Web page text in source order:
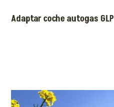
Adaptar coche autogas GLP